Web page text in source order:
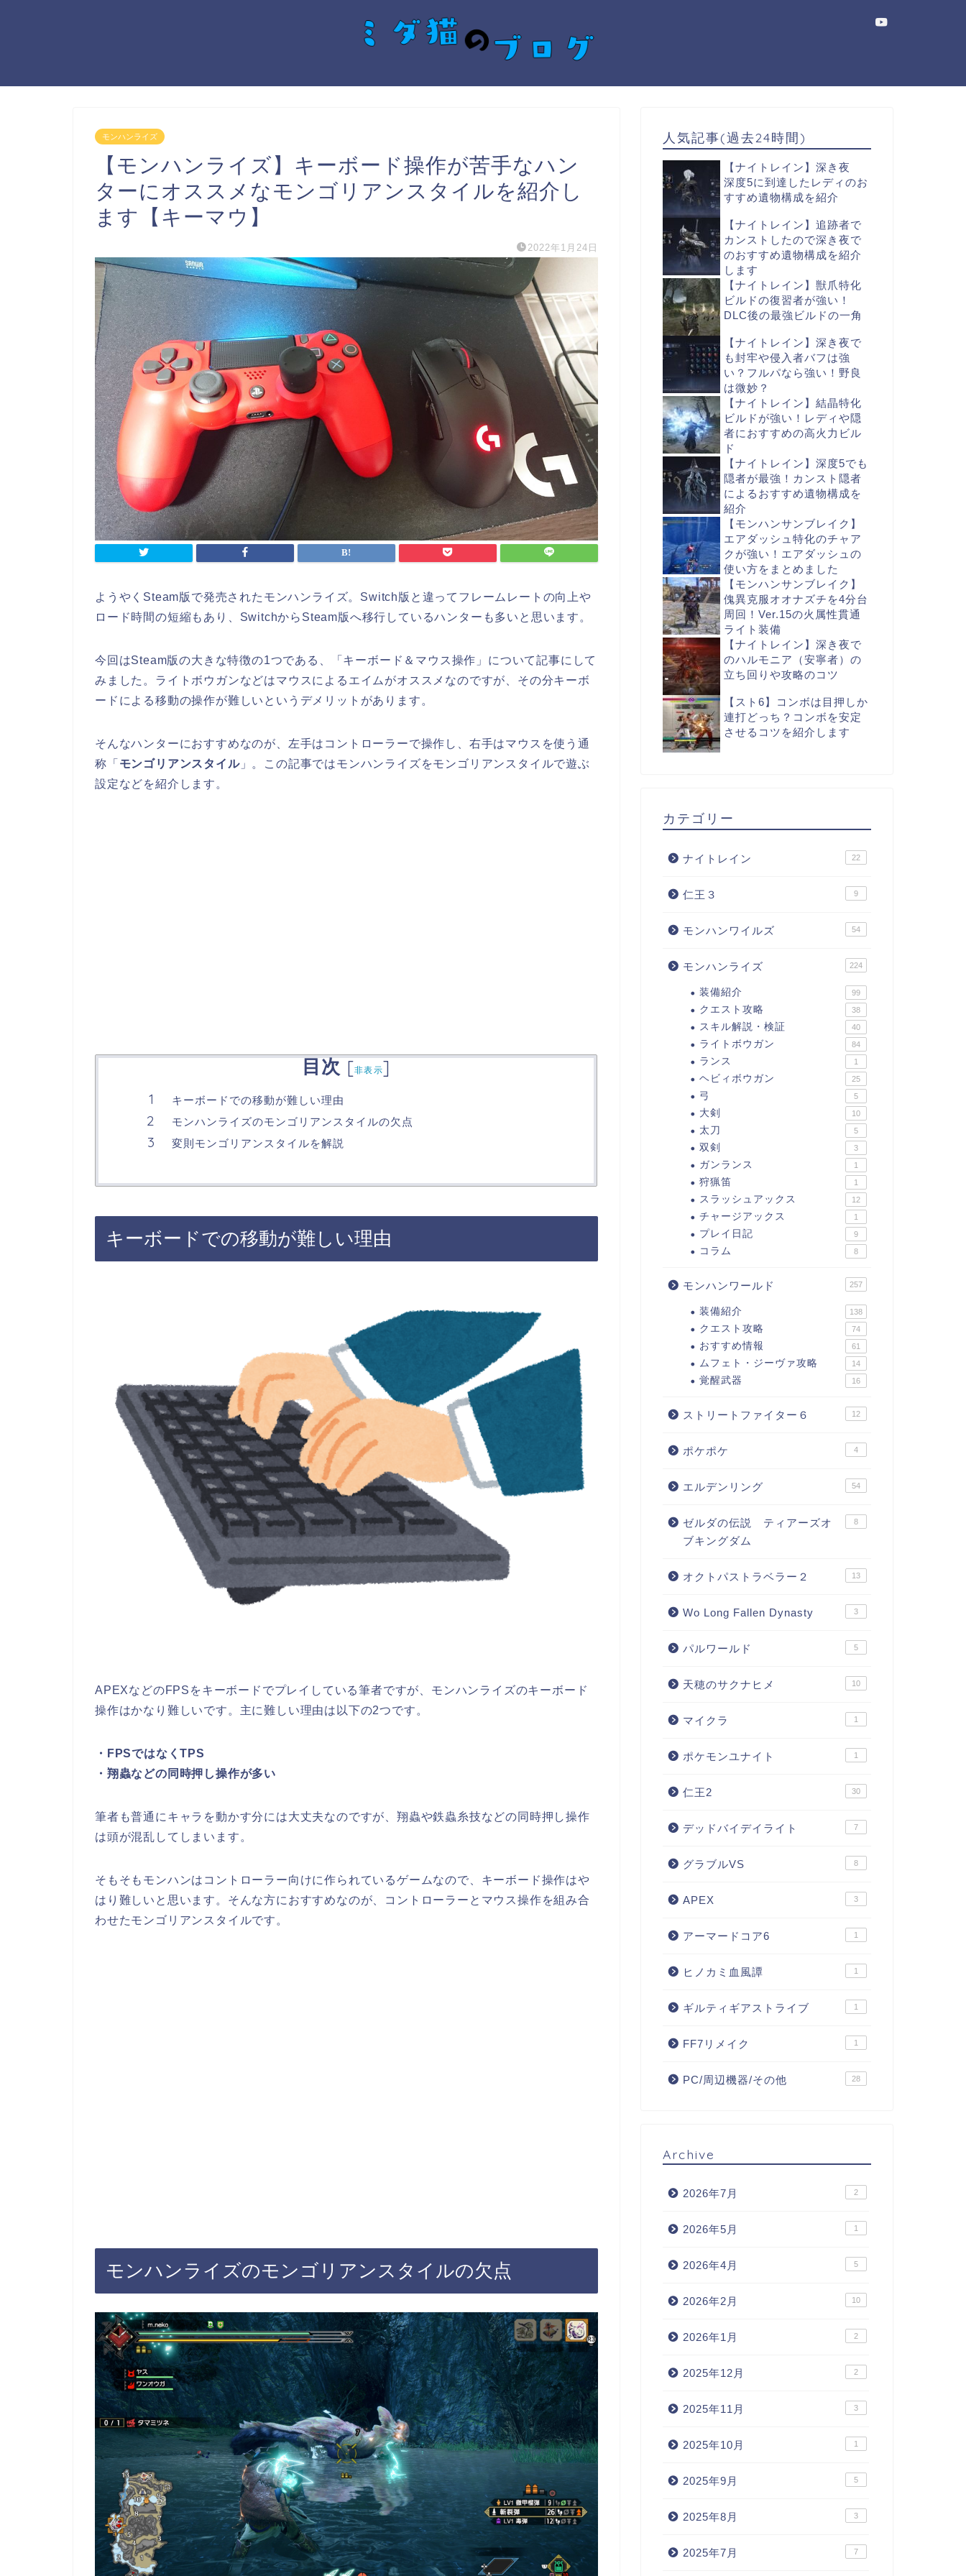
モンハンライズ
【モンハンライズ】キーボード操作が苦手なハン
ターにオススメなモンゴリアンスタイルを紹介し
ます【キーマウ】
2022年1月24日
ようやくSteam版で発売されたモンハンライズ。Switch版と違ってフレームレートの向上や
ロード時間の短縮もあり、SwitchからSteam版へ移行しているハンターも多いと思います。
今回はSteam版の大きな特徴の1つである、「キーボード＆マウス操作」について記事にして
みました。ライトボウガンなどはマウスによるエイムがオススメなのですが、その分キーボ
ードによる移動の操作が難しいというデメリットがあります。
そんなハンターにおすすめなのが、左手はコントローラーで操作し、右手はマウスを使う通
称「 モンゴリアンスタイル」。この記事ではモンハンライズをモンゴリアンスタイルで遊ぶ
設定などを紹介します。
目次 [非表示]
キーボードでの移動が難しい理由
モンハンライズのモンゴリアンスタイルの欠点
変則モンゴリアンスタイルを解説
キーボードでの移動が難しい理由
APEXなどのFPSをキーボードでプレイしている筆者ですが、モンハンライズのキーボード
操作はかなり難しいです。主に難しい理由は以下の2つです。
・FPSではなくTPS
・翔蟲などの同時押し操作が多い
筆者も普通にキャラを動かす分には大丈夫なのですが、翔蟲や鉄蟲糸技などの同時押し操作
は頭が混乱してしまいます。
そもそもモンハンはコントローラー向けに作られているゲームなので、キーボード操作はや
はり難しいと思います。そんな方におすすめなのが、コントローラーとマウス操作を組み合
わせたモンゴリアンスタイルです。
モンハンライズのモンゴリアンスタイルの欠点
人気記事(過去24時間)
【ナイトレイン】深き夜
深度5に到達したレディのお
すすめ遺物構成を紹介
【ナイトレイン】追跡者で
カンストしたので深き夜で
のおすすめ遺物構成を紹介
します
【ナイトレイン】獣爪特化
ビルドの復習者が強い！
DLC後の最強ビルドの一角
【ナイトレイン】深き夜で
も封牢や侵入者バフは強
い？フルパなら強い！野良
は微妙？
【ナイトレイン】結晶特化
ビルドが強い！レディや隠
者におすすめの高火力ビル
ド
【ナイトレイン】深度5でも
隠者が最強！カンスト隠者
によるおすすめ遺物構成を
紹介
【モンハンサンブレイク】
エアダッシュ特化のチャア
クが強い！エアダッシュの
使い方をまとめました
【モンハンサンブレイク】
傀異克服オオナズチを4分台
周回！Ver.15の火属性貫通
ライト装備
【ナイトレイン】深き夜で
のハルモニア（安寧者）の
立ち回りや攻略のコツ
【スト6】コンボは目押しか
連打どっち？コンボを安定
させるコツを紹介します
カテゴリー
ナイトレイン 22
仁王３ 9
モンハンワイルズ 54
モンハンライズ 224
装備紹介 99
クエスト攻略 38
スキル解説・検証 40
ライトボウガン 84
ランス 1
ヘビィボウガン 25
弓 5
大剣 10
太刀 5
双剣 3
ガンランス 1
狩猟笛 1
スラッシュアックス 12
チャージアックス 1
プレイ日記 9
コラム 8
モンハンワールド 257
装備紹介 138
クエスト攻略 74
おすすめ情報 61
ムフェト・ジーヴァ攻略 14
覚醒武器 16
ストリートファイター６ 12
ポケポケ 4
エルデンリング 54
ゼルダの伝説 ティアーズオ
ブキングダム
8
オクトパストラベラー２ 13
Wo Long Fallen Dynasty 3
パルワールド 5
天穂のサクナヒメ 10
マイクラ 1
ポケモンユナイト 1
仁王2 30
デッドバイデイライト 7
グラブルVS 8
APEX 3
アーマードコア6 1
ヒノカミ血風譚 1
ギルティギアストライブ 1
FF7リメイク 1
PC/周辺機器/その他 28
Archive
2026年7月 2
2026年5月 1
2026年4月 5
2026年2月 10
2026年1月 2
2025年12月 2
2025年11月 3
2025年10月 1
2025年9月 5
2025年8月 3
2025年7月 7